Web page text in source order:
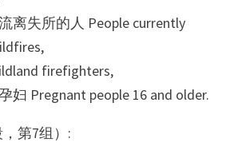
离失所的人 People currently
firefighters,
妇 Pregnant people 16 and older.
第7组）: